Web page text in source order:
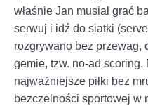
właśnie Jan musiał grać
serwuj i idź do siatki
rozgrywano bez przewag,
gemie, tzw. no-ad scoring.
najważniejsze piłki bez
bezczelności sportowej w